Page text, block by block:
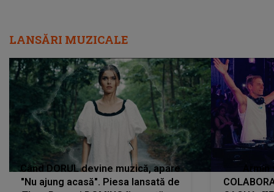
LANSĂRI MUZICALE
Când DORUL devine muzică, apare
"Nu ajung acasă". Piesa lansată de